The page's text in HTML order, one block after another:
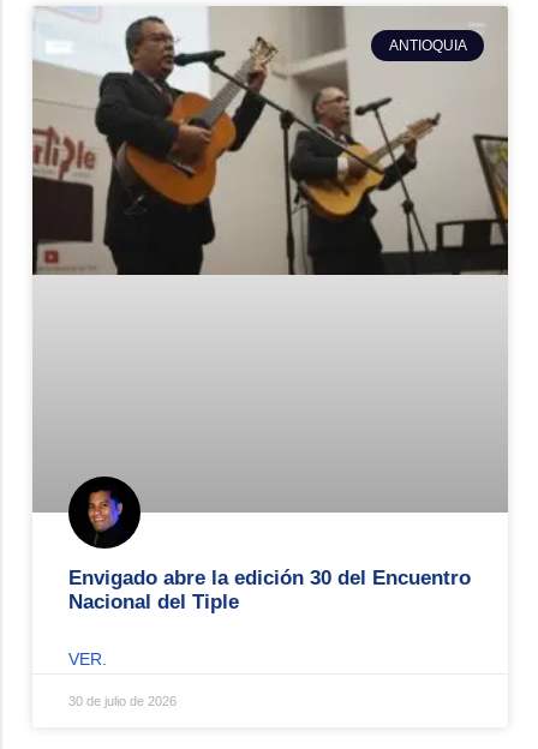
ANTIOQUIA
Envigado abre la edición 30 del Encuentro
Nacional del Tiple
VER.
30 de julio de 2026